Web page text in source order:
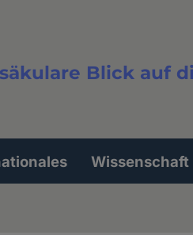
Blick auf
Wissenschaft